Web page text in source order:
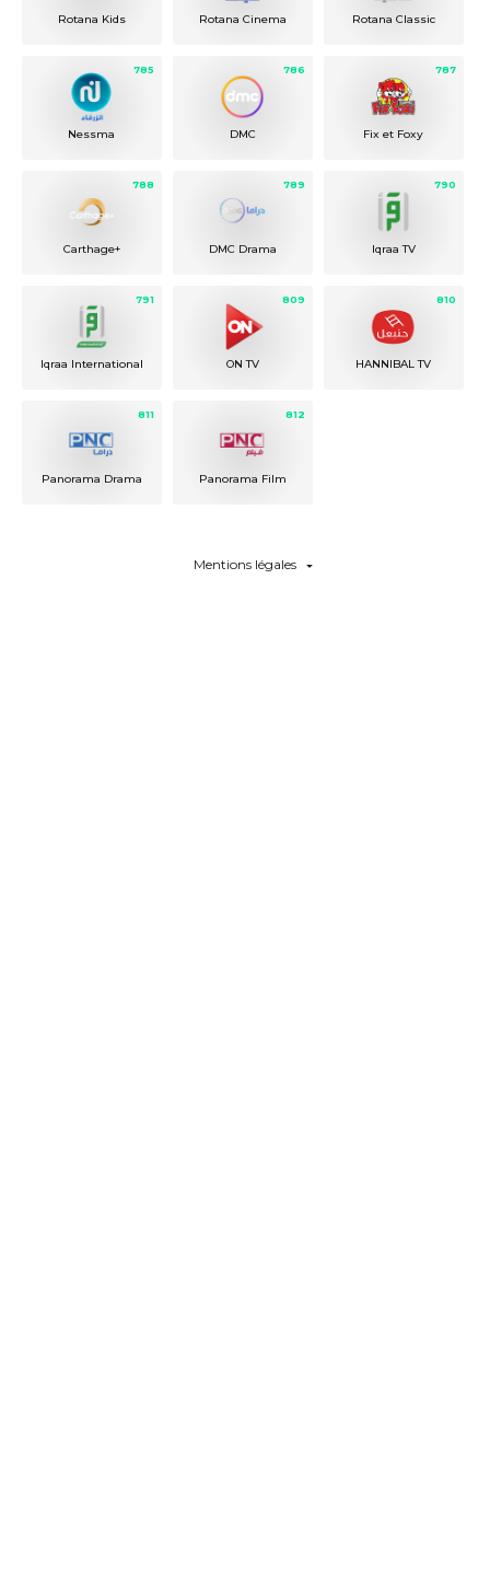
Rotana Kids Rotana Cinema Rotana Classic
785
Nessma
786
DMC
787
Fix et Foxy
788
Carthage+
789
DMC Drama
790
Iqraa TV
791
Iqraa International
809
ON TV
810
HANNIBAL TV
811
Panorama Drama
812
Panorama Film
Mentions légales